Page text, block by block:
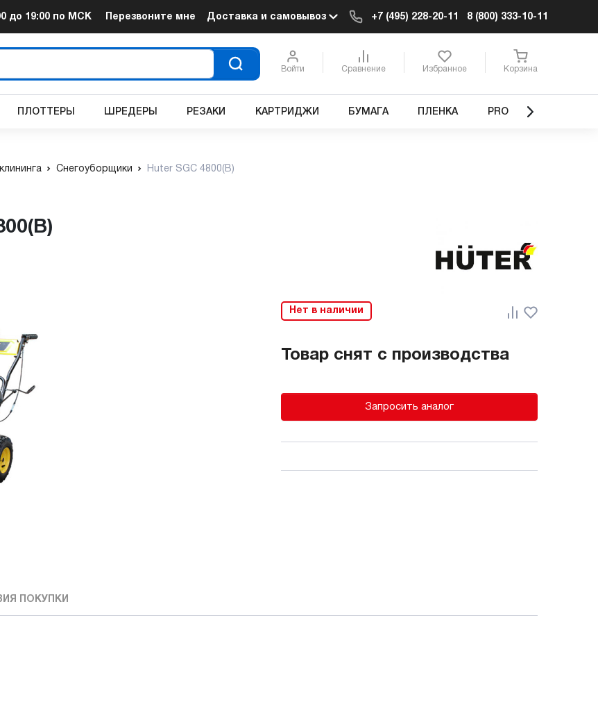
до 19:00 по МСК Перезвоните мне Доставка и самовывоз +7 (495) 228-20-11 8 (800) 333-10-11
Войти Сравнение Избранное Корзина
ПЛОТТЕРЫ ШРЕДЕРЫ РЕЗАКИ КАРТРИДЖИ БУМАГА ПЛЕНКА PRO
Снегоуборщики Huter SGC 4800(B)
Нет в наличии
Товар снят с производства
Запросить аналог
ПОКУПКИ